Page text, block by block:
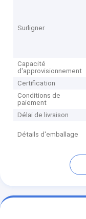
Surligner
Capacité
d'approvisionnement
Certification
Conditions de
paiement
Délai de livraison
Détails d'emballage